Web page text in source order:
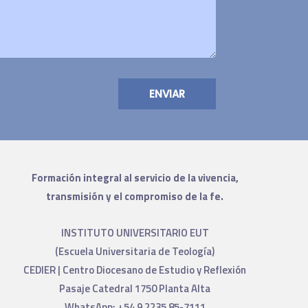
ENVIAR
Formación integral al servicio de la vivencia,
transmisión y el compromiso de la fe.
INSTITUTO UNIVERSITARIO EUT
(Escuela Universitaria de Teología)
CEDIER | Centro Diocesano de Estudio y Reflexión
Pasaje Catedral 1750 Planta Alta